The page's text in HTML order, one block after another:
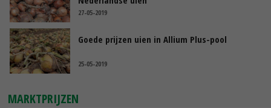
27-05-2019
Goede prijzen uien in Allium Plus-pool
25-05-2019
MARKTPRIJZEN